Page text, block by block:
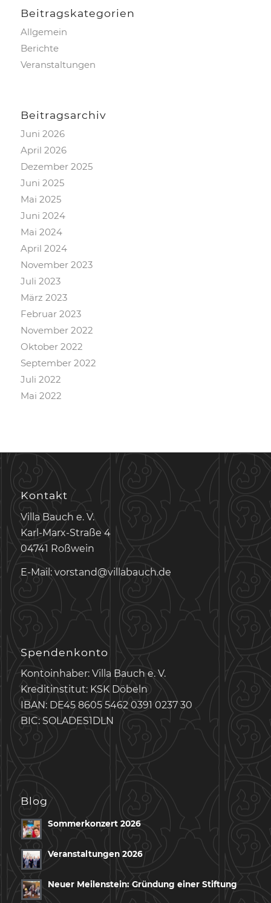
Beitrags­kategorien
Allgemein
Berichte
Veranstaltungen
Beitragsarchiv
Juni 2026
April 2026
Dezember 2025
Juni 2025
Mai 2025
Juni 2024
Mai 2024
April 2024
November 2023
Juli 2023
März 2023
Februar 2023
November 2022
Oktober 2022
September 2022
Juli 2022
Mai 2022
Kontakt
Villa Bauch e. V.
Karl-Marx-Straße 4
04741 Roßwein
E-Mail: vorstand@villabauch.de
Spendenkonto
Kontoinhaber: Villa Bauch e. V.
Kreditinstitut: KSK Döbeln
IBAN: DE45 8605 5462 0391 0237 30
BIC: SOLADES1DLN
Blog
Sommerkonzert 2026
Veranstaltungen 2026
Neuer Meilenstein: Gründung einer Stiftung